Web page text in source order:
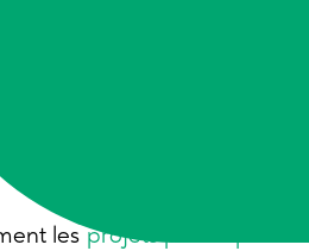
LOIN :
pour accompagner les
au changement
les projets portés par